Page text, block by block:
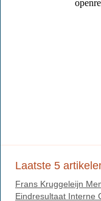
Laatste 5
Frans Kruggeleijn
Eindresultaat Interne